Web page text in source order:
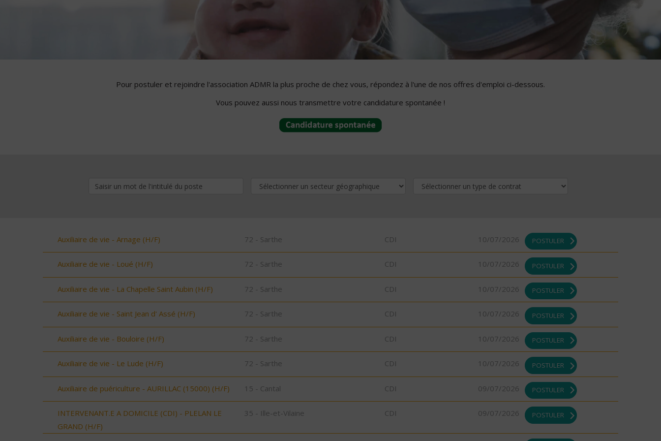
Pour postuler et rejoindre l'association ADMR la plus proche de chez vous, répondez à l'une de nos offres d'emploi ci-dessous.
Vous pouvez aussi nous transmettre votre candidature spontanée !
Auxiliaire de vie - Arnage (H/F) 72 - Sarthe CDI 10/07/2026 POSTULER
Auxiliaire de vie - Loué (H/F) 72 - Sarthe CDI 10/07/2026 POSTULER
Auxiliaire de vie - La Chapelle Saint Aubin (H/F) 72 - Sarthe CDI 10/07/2026 POSTULER
Auxiliaire de vie - Saint Jean d' Assé (H/F) 72 - Sarthe CDI 10/07/2026 POSTULER
Auxiliaire de vie - Bouloire (H/F) 72 - Sarthe CDI 10/07/2026 POSTULER
Auxiliaire de vie - Le Lude (H/F) 72 - Sarthe CDI 10/07/2026 POSTULER
Auxiliaire de puériculture - AURILLAC (15000) (H/F) 15 - Cantal CDI 09/07/2026 POSTULER
INTERVENANT.E A DOMICILE (CDI) - PLELAN LE
GRAND (H/F)
35 - Ille-et-Vilaine CDI 09/07/2026 POSTULER